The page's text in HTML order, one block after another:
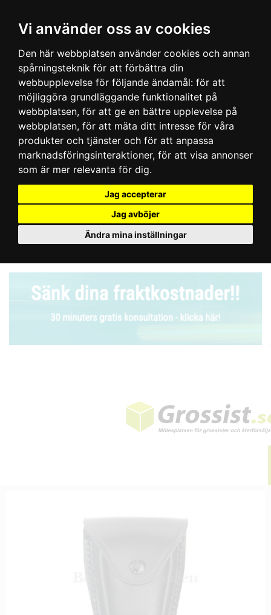
Vi använder oss av cookies
Den här webbplatsen använder cookies och annan
spårningsteknik för att förbättra din
webbupplevelse för följande ändamål: för att
möjliggöra grundläggande funktionalitet på
webbplatsen, för att ge en bättre upplevelse på
webbplatsen, för att mäta ditt intresse för våra
produkter och tjänster och för att anpassa
marknadsföringsinteraktioner, för att visa annonser
som är mer relevanta för dig.
Jag accepterar
Jag avböjer
Ändra mina inställningar